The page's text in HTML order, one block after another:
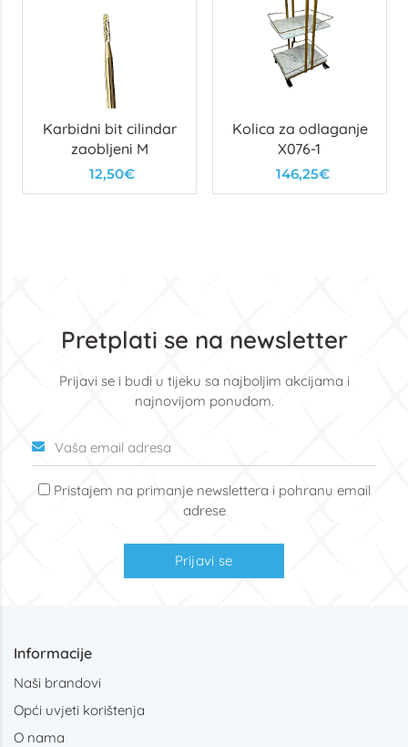
Karbidni bit cilindar
zaobljeni M
12,50€
Kolica za odlaganje
X076-1
146,25€
Pretplati se na newsletter
Prijavi se i budi u tijeku sa najboljim akcijama i
najnovijom ponudom.
Pristajem na primanje newslettera i pohranu email
adrese
Prijavi se
Informacije
Naši brandovi
Opći uvjeti korištenja
O nama